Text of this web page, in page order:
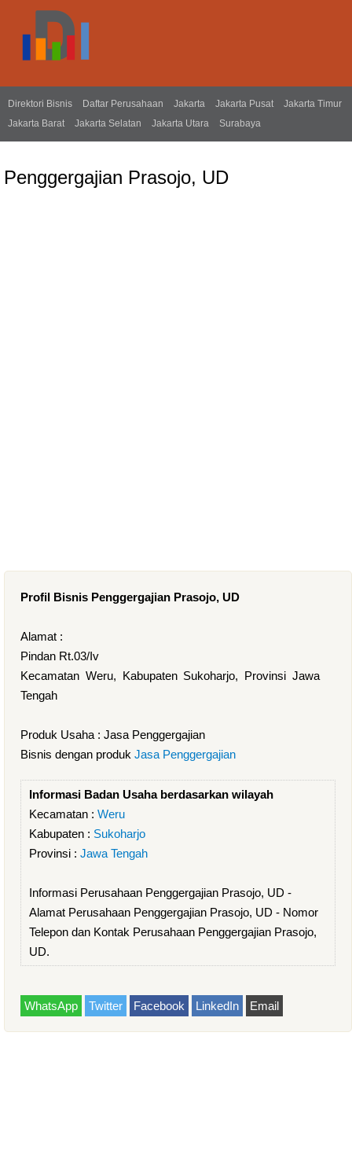
Direktori Bisnis Daftar Perusahaan Jakarta Jakarta Pusat
Jakarta Timur
Jakarta Barat
Jakarta Selatan Jakarta Utara Surabaya
Penggergajian Prasojo, UD
Profil Bisnis Penggergajian Prasojo, UD
Alamat :
Pindan Rt.03/Iv
Kecamatan Weru, Kabupaten Sukoharjo, Provinsi Jawa
Tengah
Produk Usaha : Jasa Penggergajian
Bisnis dengan produk Jasa Penggergajian
Informasi Badan Usaha berdasarkan wilayah
Kecamatan : Weru
Kabupaten : Sukoharjo
Provinsi : Jawa Tengah
Informasi Perusahaan Penggergajian Prasojo, UD -
Alamat Perusahaan Penggergajian Prasojo, UD - Nomor
Telepon dan Kontak Perusahaan Penggergajian Prasojo,
UD.
WhatsApp Twitter Facebook LinkedIn Email